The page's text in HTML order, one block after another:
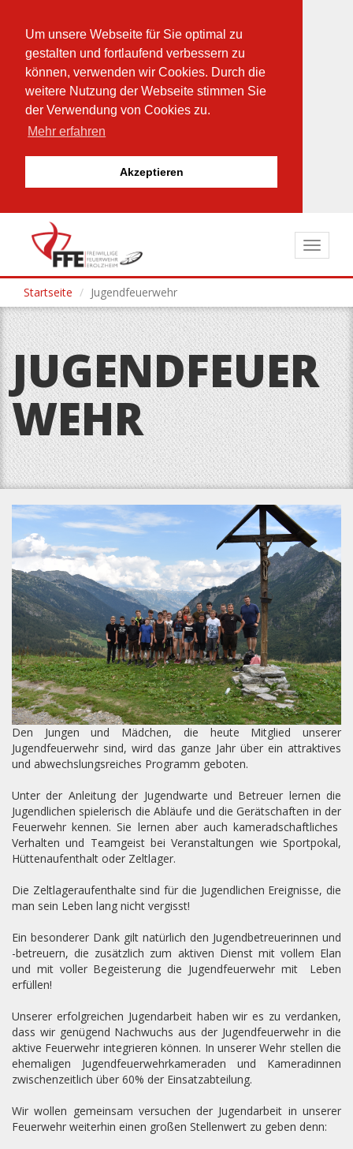
Um unsere Webseite für Sie optimal zu
gestalten und fortlaufend verbessern zu
können, verwenden wir Cookies. Durch die
weitere Nutzung der Webseite stimmen Sie
der Verwendung von Cookies zu.
Mehr erfahren
Akzeptieren
Toggle
Startseite
Jugendfeuerwehr
JUGENDFEUER
WEHR
Den Jungen und Mädchen, die heute Mitglied unserer
Jugendfeuerwehr sind, wird das ganze Jahr über ein attraktives
und abwechslungsreiches Programm geboten.
Unter der Anleitung der Jugendwarte und Betreuer lernen die
Jugendlichen spielerisch die Abläufe und die Gerätschaften in der
Feuerwehr kennen. Sie lernen aber auch kameradschaftliches
Verhalten und Teamgeist bei Veranstaltungen wie Sportpokal,
Hüttenaufenthalt oder Zeltlager.
Die Zeltlageraufenthalte sind für die Jugendlichen Ereignisse, die
man sein Leben lang nicht vergisst!
Ein besonderer Dank gilt natürlich den Jugendbetreuerinnen und
-betreuern, die zusätzlich zum aktiven Dienst mit vollem Elan
und mit voller Begeisterung die Jugendfeuerwehr mit Leben
erfüllen!
Unserer erfolgreichen Jugendarbeit haben wir es zu verdanken,
dass wir genügend Nachwuchs aus der Jugendfeuerwehr in die
aktive Feuerwehr integrieren können. In unserer Wehr stellen die
ehemaligen Jugendfeuerwehrkameraden und Kameradinnen
zwischenzeitlich über 60% der Einsatzabteilung.
Wir wollen gemeinsam versuchen der Jugendarbeit in unserer
Feuerwehr weiterhin einen großen Stellenwert zu geben denn: